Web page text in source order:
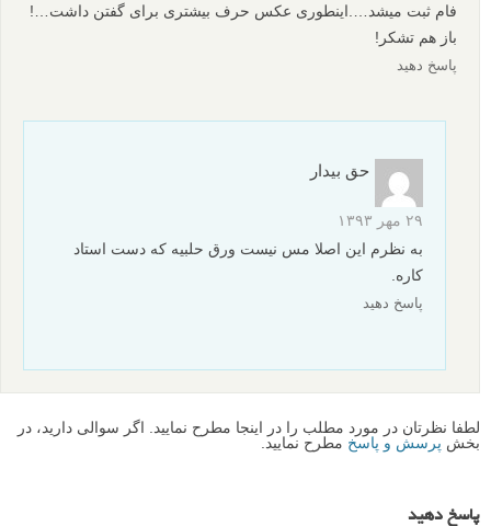
فام ثبت میشد….اینطوری عکس حرف بیشتری برای گفتن داشت…!
باز هم تشکر!
پاسخ دهید
حق بیدار
۲۹ مهر ۱۳۹۳
به نظرم این اصلا مس نیست ورق حلبیه که دست استاد
کاره.
پاسخ دهید
لطفا نظرتان در مورد مطلب را در اینجا مطرح نمایید. اگر سوالی دارید، در
بخش پرسش و پاسخ مطرح نمایید.
پاسخ دهید